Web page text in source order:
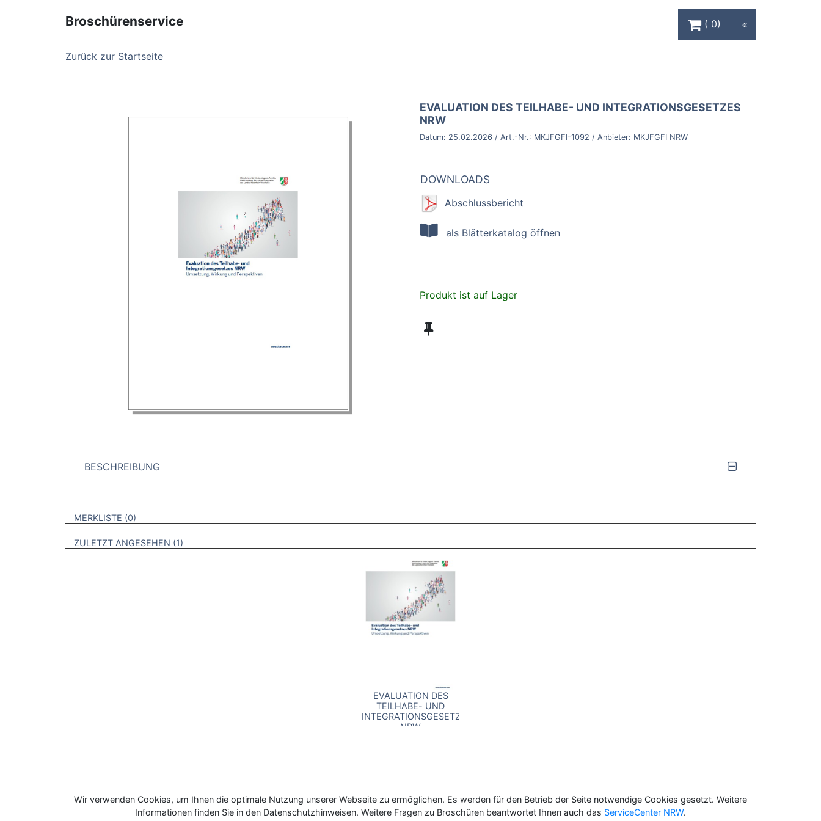
Broschürenservice
0
Zurück zur Startseite
BROSCHÜRE:
EVALUATION DES TEILHABE- UND INTEGRATIONSGESETZES
NRW
Datum: 25.02.2026 / Art.-Nr.: MKJFGFI-1092 / Anbieter: MKJFGFI NRW
DOWNLOADS
Abschlussbericht
als Blätterkatalog öffnen
Produkt ist auf Lager
BESCHREIBUNG
VERWEISE AUF VERMERKTE- ODER ZULETZT ANGESEHENE BROSCHÜREN
MERKLISTE 0
ZULETZT ANGESEHEN 1
EVALUATION DES
TEILHABE- UND
INTEGRATIONSGESETZES
NRW
Wir verwenden Cookies, um Ihnen die optimale Nutzung unserer Webseite zu ermöglichen. Es werden für den Betrieb der Seite notwendige Cookies gesetzt. Weitere
Informationen finden Sie in den Datenschutzhinweisen. Weitere Fragen zu Broschüren beantwortet Ihnen auch das ServiceCenter NRW.